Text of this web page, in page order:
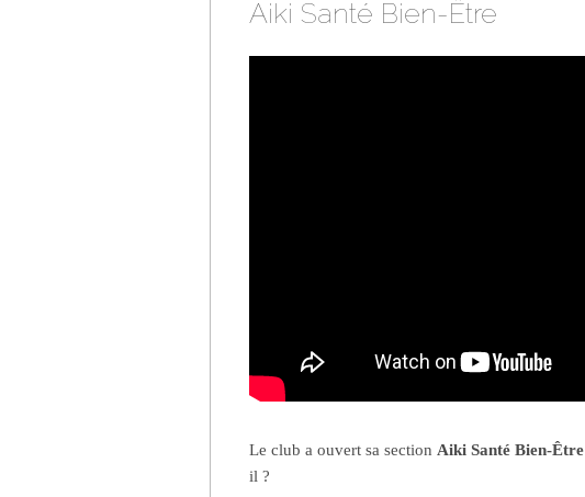
Aiki Santé Bien-Être
Le club a ouvert sa section Aiki Santé Bien-Être
il ?